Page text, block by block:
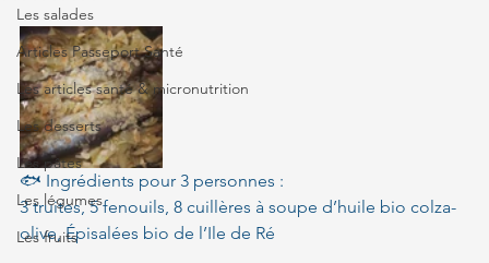
Les salades
Articles Passeport Santé
Les articles santé & micronutrition
Les desserts
Les pâtes
Les légumes
Les fruits
🐟 Ingrédients pour 3 personnes :
3 truites, 5 fenouils, 8 cuillères à soupe d’huile bio colza-
olive, Épisalées bio de l’Ile de Ré